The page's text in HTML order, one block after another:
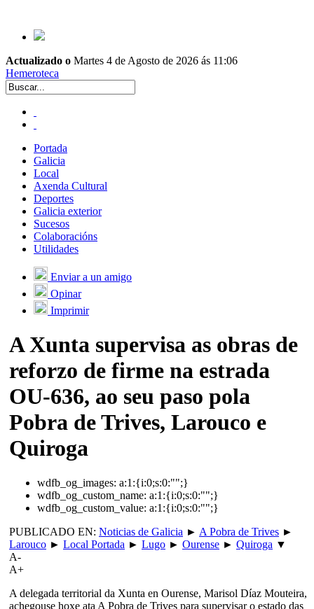
Actualizado o Martes 4 de Agosto de 2026 ás 11:06
Hemeroteca
Portada
Galicia
Local
Axenda Cultural
Deportes
Galicia exterior
Sucesos
Colaboracións
Utilidades
Enviar a un amigo
Opinar
Imprimir
A Xunta supervisa as obras de
reforzo de firme na estrada
OU-636, ao seu paso pola
Pobra de Trives, Larouco e
Quiroga
wdfb_og_images: a:1:{i:0;s:0:"";}
wdfb_og_custom_name: a:1:{i:0;s:0:"";}
wdfb_og_custom_value: a:1:{i:0;s:0:"";}
PUBLICADO EN: Noticias de Galicia ► A Pobra de Trives ►
Larouco ► Local Portada ► Lugo ► Ourense ► Quiroga ▼
A-
A+
A delegada territorial da Xunta en Ourense, Marisol Díaz Mouteira,
achegouse hoxe ata A Pobra de Trives para supervisar o estado das